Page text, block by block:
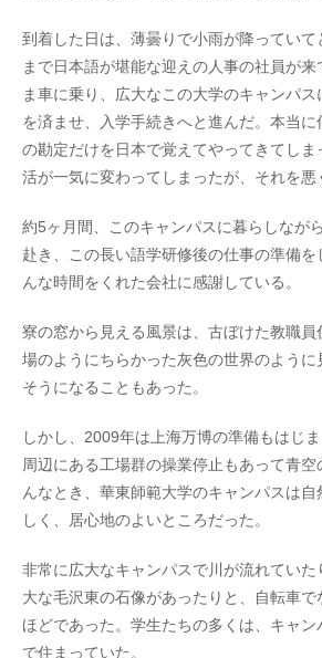
到着した日は、薄曇りで小雨が降ってい
まで日本語が堪能な迎えの人事の社員が来
ま車に乗り、広大なこの大学のキャンパス
を済ませ、入学手続きへと進んだ。本当
の勘定だけを日本で覚えてやってきてし
活が一気に変わってしまったが、それを悪
約5ヶ月間、このキャンパスに暮らしなが
赴き、この長い語学研修後の仕事の準備
んな時間をくれた会社に感謝している。
寮の窓から見える風景は、古ぼけた教職員
場のようにちらかった灰色の世界のよう
そうになることもあった。
しかし、2009年は上海万博の準備もはじ
周辺にある工場群の操業停止もあって青
んなとき、華東師範大学のキャンパスは
しく、居心地のよいところだった。
非常に広大なキャンパスで川が流れてい
大な毛沢東の石像があったりと、自転車
ほどであった。学生たちの多くは、キャ
で住まっていた。